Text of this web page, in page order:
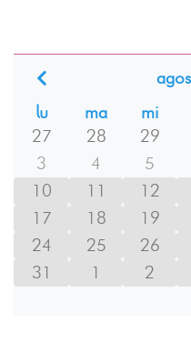
lu
ma mi
27
28 29
3
4 5
10
11 12
17
18 19
24
25 26
31
1 2